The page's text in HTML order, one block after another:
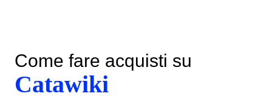
Come fare acquisti su
Catawiki